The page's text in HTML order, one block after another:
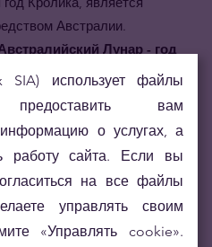
Австралии.
Лунар - год
монета является второй
"Лунной"
состоит из 12 монет.
третью коллекцию уже
Лунар - год
чеканкиBullion
высокого уровня, с таким
SIA) использует файлы
вам
о услугах, а
работу сайта. Если вы
на все файлы
управлять своим
«Управлять cookie».